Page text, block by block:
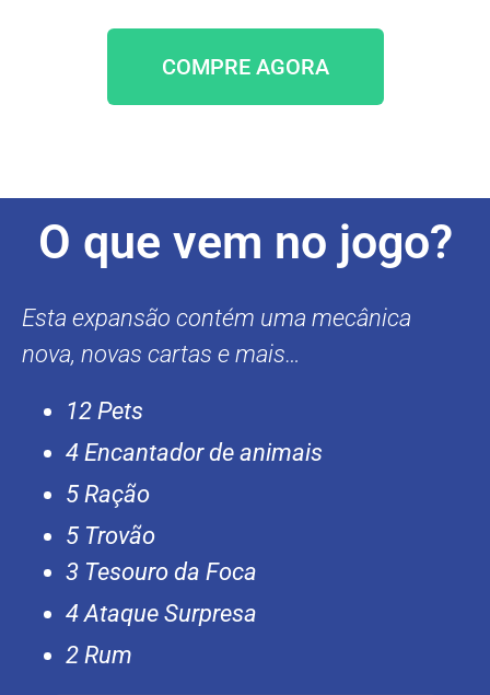
COMPRE AGORA
O que vem no jogo?
Esta expansão contém uma mecânica
nova, novas cartas e mais…
12 Pets
4 Encantador de animais
5 Ração
5 Trovão
3 Tesouro da Foca
4 Ataque Surpresa
2 Rum